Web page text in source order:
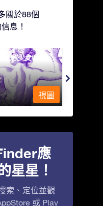
關於88個
息！
著的少女
視圖
應
星星！
索、定位並觀
或 Play